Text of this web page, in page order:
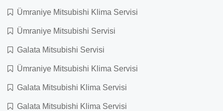
Ümraniye Mitsubishi Klima Servisi
Ümraniye Mitsubishi Servisi
Galata Mitsubishi Servisi
Ümraniye Mitsubishi Klima Servisi
Galata Mitsubishi Klima Servisi
Galata Mitsubishi Klima Servisi